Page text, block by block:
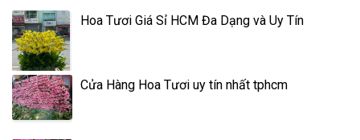
Hoa Tươi Giá Sỉ HCM Đa Dạng và Uy Tín
Cửa Hàng Hoa Tươi uy tín nhất tphcm